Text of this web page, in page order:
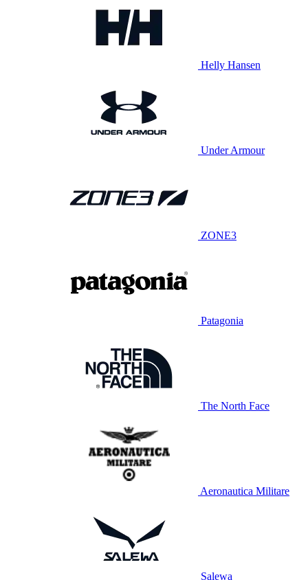
Helly Hansen
Under Armour
ZONE3
Patagonia
The North Face
Aeronautica Militare
Salewa